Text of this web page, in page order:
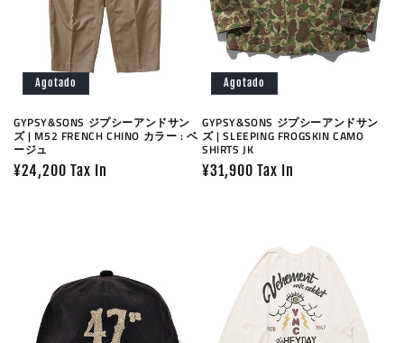
Agotado
GYPSY&SONS ジプシーアンドサン
ズ | M52 FRENCH CHINO カラー : ベ
ージュ
Precio
¥24,200 Tax In
Agotado
GYPSY&SONS ジプシーアンドサン
ズ | SLEEPING FROGSKIN CAMO
SHIRTS JK
Precio
¥31,900 Tax In